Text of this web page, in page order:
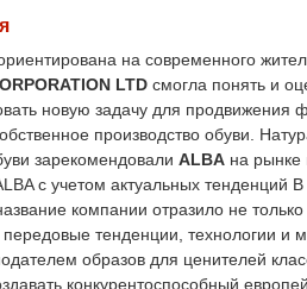
на современного
LTD смогла понять и
новую задачу для продвижения
производство обуви.
зарекомендовали ALBA на рынке
с учетом актуальных тенденций
компании отразило не
тенденции, технологии и
образов для ценителей
конкурентоспособный